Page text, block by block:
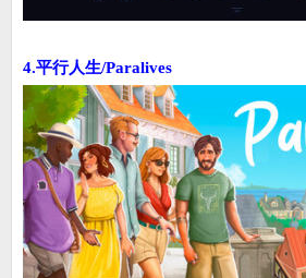
4.平行人生/Paralives